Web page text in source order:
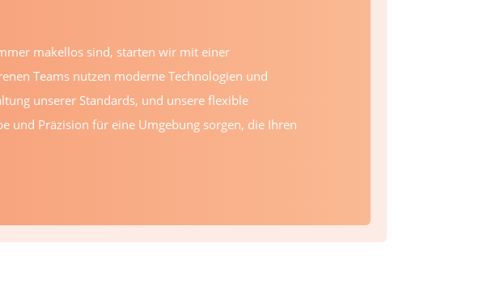
makellos sind, starten wir mit einer
Teams nutzen moderne Technologien und
unserer Standards, und unsere flexible
und Präzision für eine Umgebung sorgen, die Ihren